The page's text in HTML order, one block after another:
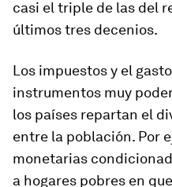
casi el triple de las del
últimos tres decenios.
Los impuestos y el
instrumentos muy
los países repartan el
entre la población. Por
monetarias
a hogares pobres en